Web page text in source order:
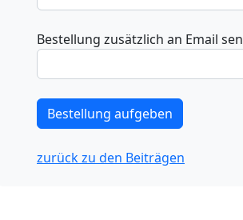
Bestellung zusätzlich an Email
zurück zu den Beiträgen